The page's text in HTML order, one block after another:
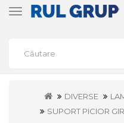
Toggle
DIVERSE
SUPORT PICIOR